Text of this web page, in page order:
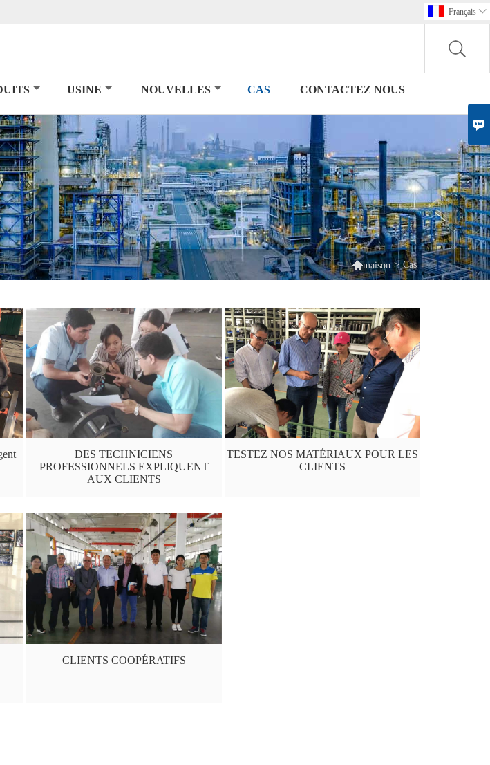
Français 
USINE NOUVELLES CAS CONTACTEZ NOUS
maison > Cas
DES TECHNICIENS
PROFESSIONNELS EXPLIQUENT
AUX CLIENTS
TESTEZ NOS MATÉRIAUX POUR LES
CLIENTS
CLIENTS COOPÉRATIFS
